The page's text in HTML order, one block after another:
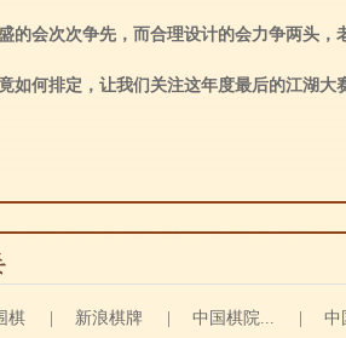
的会次次争先，而合理设计的会力争两头，
如何排定，让我们关注这年度最后的江湖大
棋 新浪棋牌 中国棋院... 中